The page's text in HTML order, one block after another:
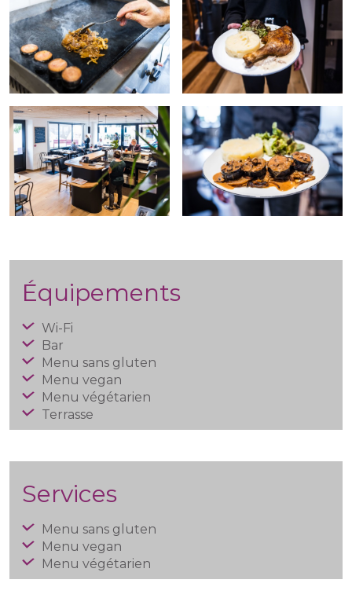
Équipements
Wi-Fi
Bar
Menu sans gluten
Menu vegan
Menu végétarien
Terrasse
Services
Menu sans gluten
Menu vegan
Menu végétarien